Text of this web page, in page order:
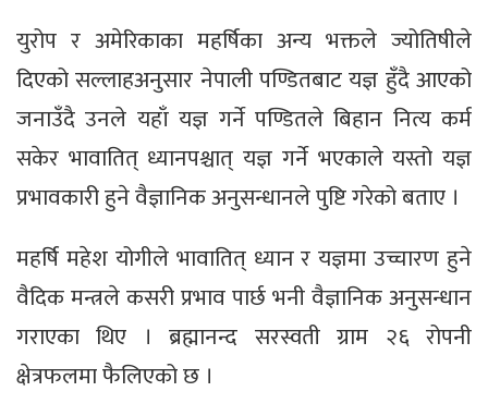
युरोप र अमेरिकाका महर्षिका अन्य भक्तले ज्योतिषीले
दिएको सल्लाहअनुसार नेपाली पण्डितबाट यज्ञ हुँदै आएको
जनाउँदै उनले यहाँ यज्ञ गर्ने पण्डितले बिहान नित्य कर्म
सकेर भावातित् ध्यानपश्चात् यज्ञ गर्ने भएकाले यस्तो यज्ञ
प्रभावकारी हुने वैज्ञानिक अनुसन्धानले पुष्टि गरेको बताए ।
महर्षि महेश योगीले भावातित् ध्यान र यज्ञमा उच्चारण हुने
वैदिक मन्त्रले कसरी प्रभाव पार्छ भनी वैज्ञानिक अनुसन्धान
गराएका थिए । ब्रह्मानन्द सरस्वती ग्राम २६ रोपनी
क्षेत्रफलमा फैलिएको छ ।